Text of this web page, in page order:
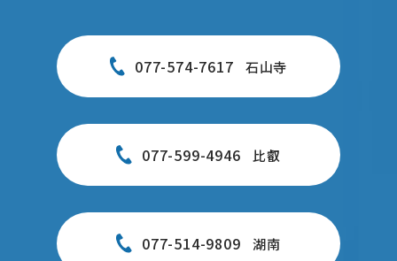
077-574-7617 石山寺
077-599-4946 比叡
077-514-9809 湖南